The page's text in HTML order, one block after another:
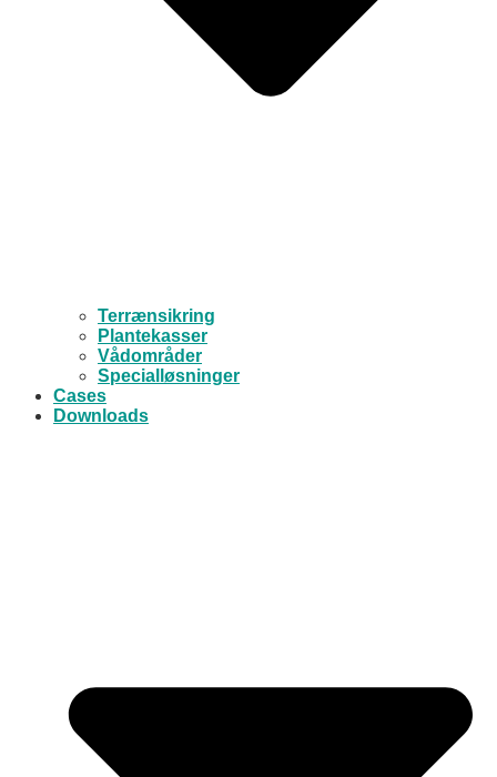
Terrænsikring
Plantekasser
Vådområder
Specialløsninger
Cases
Downloads